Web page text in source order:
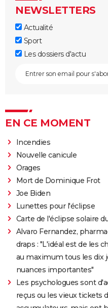
NEWSLETTERS
Actualité
Sport
Les dossiers d'actu
EN CE MOMENT
Incendies
Nouvelle canicule
Orages
Mort de Dominique Frot
Joe Biden
Lunettes pour l'éclipse
Carte de l'éclipse solaire
Alvaro Fernandez,
draps : "L'idéal est de les
au maximum tous les dix
nuances importantes"
Les psychologues sont
reçus ou les vieux tickets